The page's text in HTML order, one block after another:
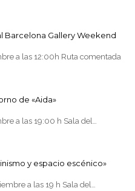
Barcelona Gallery Weekend
a las 12:00h Ruta comentada
de «Aida»
a las 19:00 h Sala del…
y espacio escénico»
a las 19 h Sala del…